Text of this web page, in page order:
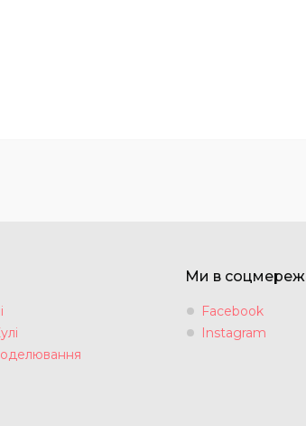
Ми в
Facebook
Instagram